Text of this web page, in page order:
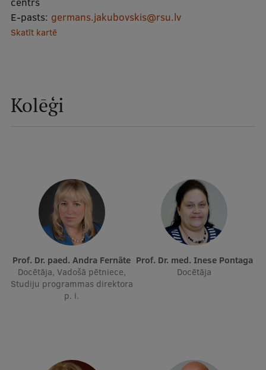
Struktūra
Vēsture un tradīcijas
Aula
Reitingi
Virtuālā tūre
Ilgtspējīga attīstība
Studiju un vides pieejamība
Dati par 2025. gadu
E-pasts: germans.jakubovskis@rsu.lv
Skatīt kartē
Kolēģi
Prof. Dr. paed. Andra Fernāte
Docētāja, Vadošā pētniece,
Studiju programmas direktora
p. i.
Prof. Dr. med. Inese Pontaga
Docētāja